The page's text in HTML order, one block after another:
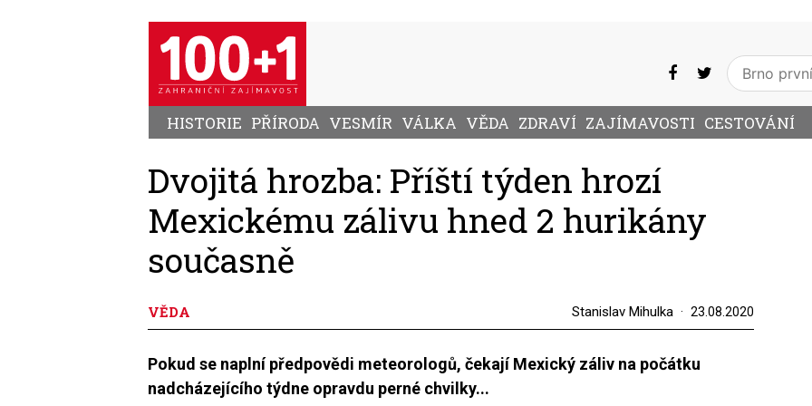
HISTORIE PŘÍRODA VESMÍR VÁLKA VĚDA ZDRAVÍ ZAJÍMAVOSTI CESTOVÁNÍ
Dvojitá hrozba: Příští týden hrozí
Mexickému zálivu hned 2 hurikány
současně
VĚDA Stanislav Mihulka 23.08.2020
Pokud se naplní předpovědi meteorologů, čekají Mexický záliv na počátku
nadcházejícího týdne opravdu perné chvilky...